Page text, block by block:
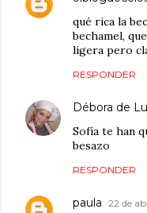
qué rica la
bechamel,
ligera pero
RESPONDER
Débora de
Sofía te han
besazo
RESPONDER
paula 22 de